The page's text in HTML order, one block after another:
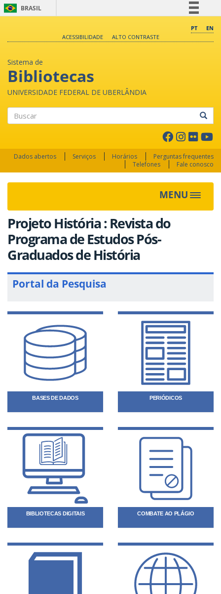
BRASIL
Comunica BR
PT
EN
ACESSIBILIDADE
ALTO CONTRASTE
Sistema de
Bibliotecas
UNIVERSIDADE FEDERAL DE UBERLÂNDIA
Dados abertos Serviços Horários
Perguntas frequentes
Telefones
Fale conosco
MENU Toggle
Projeto História : Revista do
Programa de Estudos Pós-
Graduados de História
Portal da Pesquisa
BASES DE DADOS PERIÓDICOS
BIBLIOTECAS DIGITAIS COMBATE AO PLÁGIO